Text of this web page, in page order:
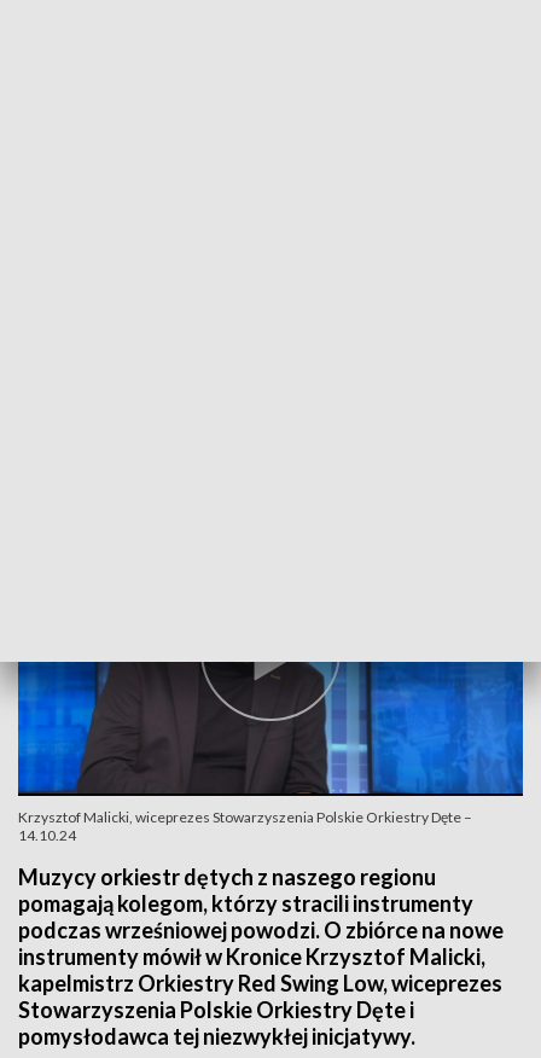
Krzysztof Malicki, wiceprezes Stowarzyszenia Polskie Orkiestry Dęte –
14.10.24
Muzycy orkiestr dętych z naszego regionu
pomagają kolegom, którzy stracili instrumenty
podczas wrześniowej powodzi. O zbiórce na nowe
instrumenty mówił w Kronice Krzysztof Malicki,
kapelmistrz Orkiestry Red Swing Low, wiceprezes
Stowarzyszenia Polskie Orkiestry Dęte i
pomysłodawca tej niezwykłej inicjatywy.